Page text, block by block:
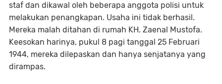
staf dan dikawal oleh beberapa anggota polisi untuk
melakukan penangkapan. Usaha ini tidak berhasil.
Mereka malah ditahan di rumah KH. Zaenal Mustofa.
Keesokan harinya, pukul 8 pagi tanggal 25 Februari
1944, mereka dilepaskan dan hanya senjatanya yang
dirampas.